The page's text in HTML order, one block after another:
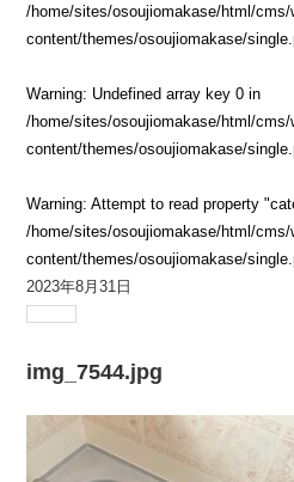
/home/sites/osoujiomakase/html/cms/
content/themes/osoujiomakase/
Warning: Undefined array key 0 in
/home/sites/osoujiomakase/html/cms/
content/themes/osoujiomakase/
Warning: Attempt to read property
/home/sites/osoujiomakase/html/cms/
content/themes/osoujiomakase/
2023年8月31日
img_7544.jpg